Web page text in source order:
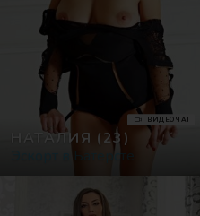
НАТАЛИЯ (23)
Эскорт в Батерсте
ВИДЕОЧАТ